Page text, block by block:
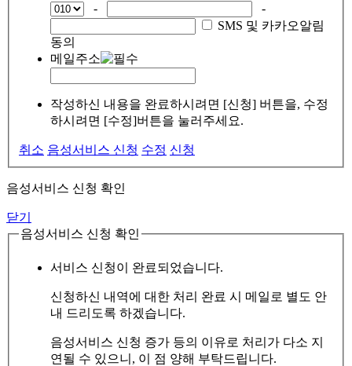
-
-
SMS 및 카카오알림
동의
메일주소
작성하신 내용을 완료하시려면 [신청] 버튼을, 수정
하시려면 [수정]버튼을 눌러주세요.
취소 음성서비스 신청 수정 신청
음성서비스 신청 확인
닫기
음성서비스 신청 확인
서비스 신청이 완료되었습니다.
신청하신 내역에 대한 처리 완료 시 메일로 별도 안
내 드리도록 하겠습니다.
음성서비스 신청 증가 등의 이유로 처리가 다소 지
연될 수 있으니, 이 점 양해 부탁드립니다.